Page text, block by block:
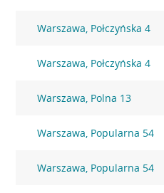
Warszawa, Połczyńska 4
Warszawa, Połczyńska 4
Warszawa, Polna 13
Warszawa, Popularna 54
Warszawa, Popularna 54